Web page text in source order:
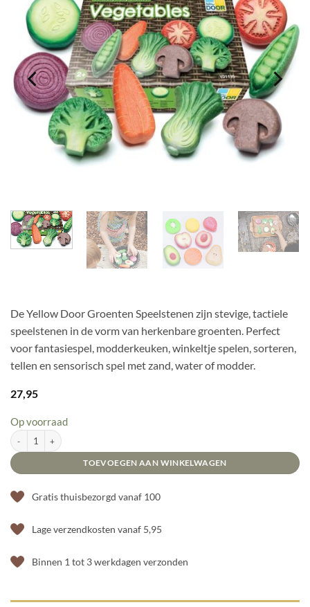
De Yellow Door Groenten Speelstenen zijn stevige, tactiele
speelstenen in de vorm van herkenbare groenten. Perfect
voor fantasiespel, modderkeuken, winkeltje spelen, sorteren,
tellen en sensorisch spel met zand, water of modder.
27,95
Op voorraad
Yellow Door Groenten Speelstenen aantal
TOEVOEGEN AAN WINKELWAGEN
Gratis thuisbezorgd vanaf 100
Lage verzendkosten vanaf 5,95
Binnen 1 tot 3 werkdagen verzonden